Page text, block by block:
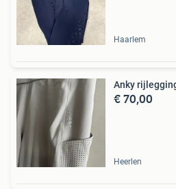
Haarlem
Anky
€ 70,00
Heerlen